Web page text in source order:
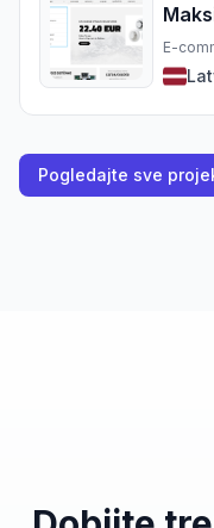
E-
Pogledajte sve